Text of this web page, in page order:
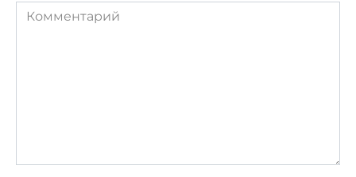
Комментарий